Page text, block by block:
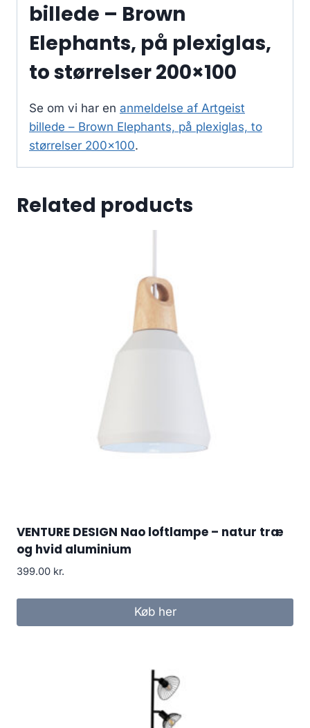
billede – Brown
Elephants, på plexiglas,
to størrelser 200×100
Se om vi har en anmeldelse af Artgeist
billede – Brown Elephants, på plexiglas, to
størrelser 200×100.
Related products
VENTURE DESIGN Nao loftlampe – natur træ
og hvid aluminium
399.00 kr.
Køb her